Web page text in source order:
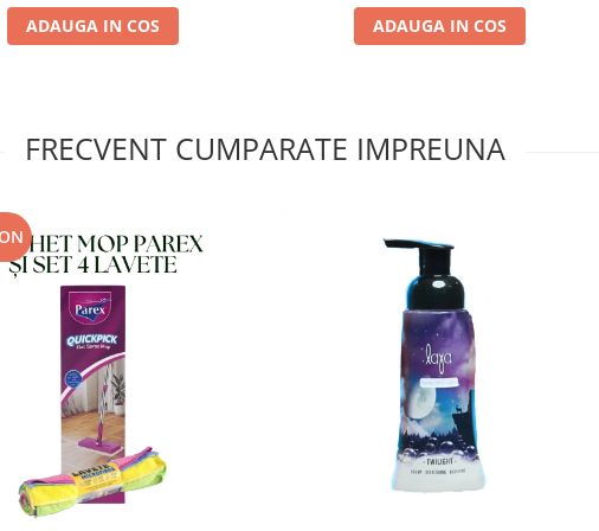
ADAUGA IN COS ADAUGA IN COS
FRECVENT CUMPARATE IMPREUNA